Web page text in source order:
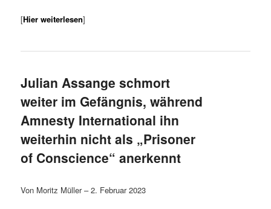
[Hier weiterlesen]
Julian Assange schmort
weiter im Gefängnis, während
Amnesty International ihn
weiterhin nicht als „Prisoner
of Conscience“ anerkennt
Von Moritz Müller – 2. Februar 2023